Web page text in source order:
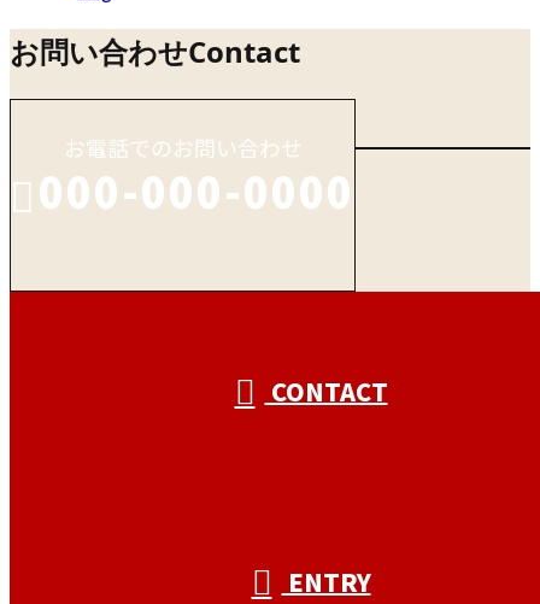
お問い合わせContact
お電話でのお問い合わせ
000-000-0000
CONTACT
ENTRY